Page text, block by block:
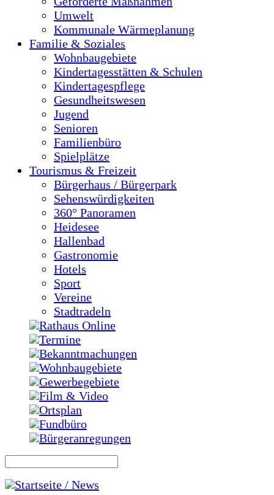
Umwelt
Kommunale Wärmeplanung
Familie & Soziales
Wohnbaugebiete
Kindertagesstätten & Schulen
Kindertagespflege
Gesundheitswesen
Jugend
Senioren
Familienbüro
Spielplätze
Tourismus & Freizeit
Bürgerhaus / Bürgerpark
Sehenswürdigkeiten
360° Panoramen
Heidesee
Hallenbad
Gastronomie
Hotels
Sport
Vereine
Stadtradeln
Rathaus Online
Termine
Bekanntmachungen
Wohnbaugebiete
Gewerbegebiete
Film & Video
Ortsplan
Fundbüro
Bürgeranregungen
Startseite / News